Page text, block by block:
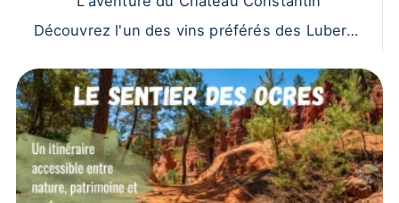
Découvrez l'un des vins préférés des Luberon